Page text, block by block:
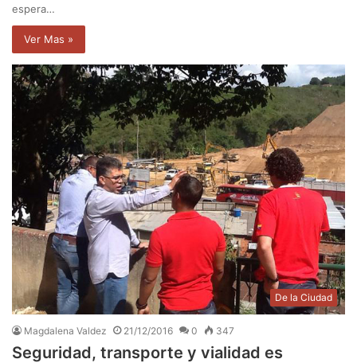
espera…
Ver Mas »
De la Ciudad
Magdalena Valdez 21/12/2016 0 347
Seguridad, transporte y vialidad es